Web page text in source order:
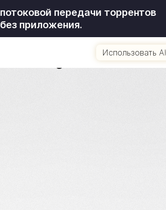
потоковой передачи торрентов
без приложения.
Использовать AI